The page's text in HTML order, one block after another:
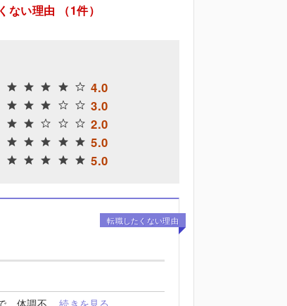
ない理由 （1件）
4.0
3.0
2.0
5.0
5.0
転職したくない理由
、体調不...続きを見る